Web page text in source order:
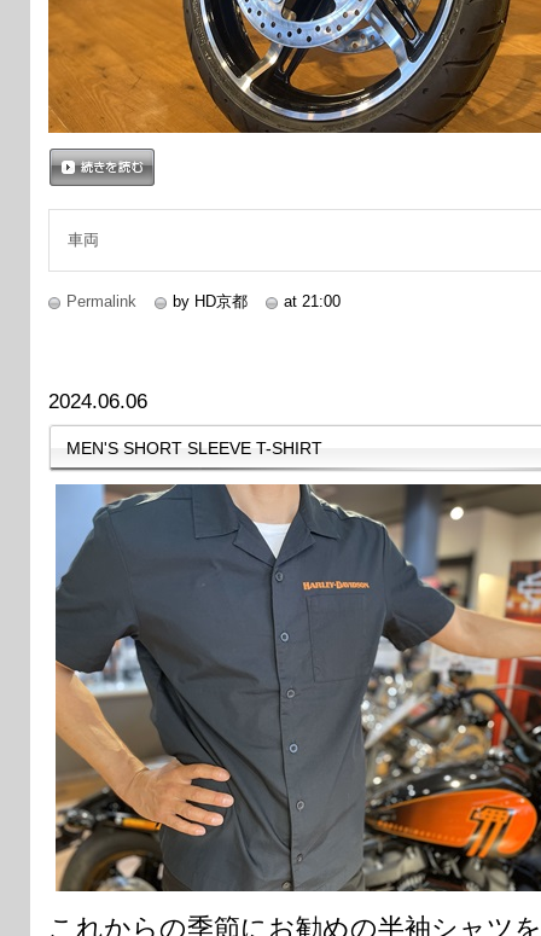
車両
Permalink by HD京都 at 21:00
2024.06.06
MEN'S SHORT SLEEVE T-SHIRT
これからの季節にお勧めの半袖シャツ